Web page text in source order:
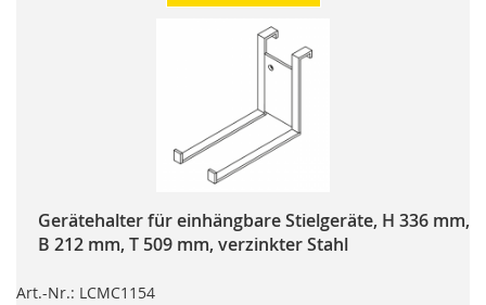
Gerätehalter für einhängbare Stielgeräte, H 336 mm,
B 212 mm, T 509 mm, verzinkter Stahl
Art.-Nr.: LCMC1154